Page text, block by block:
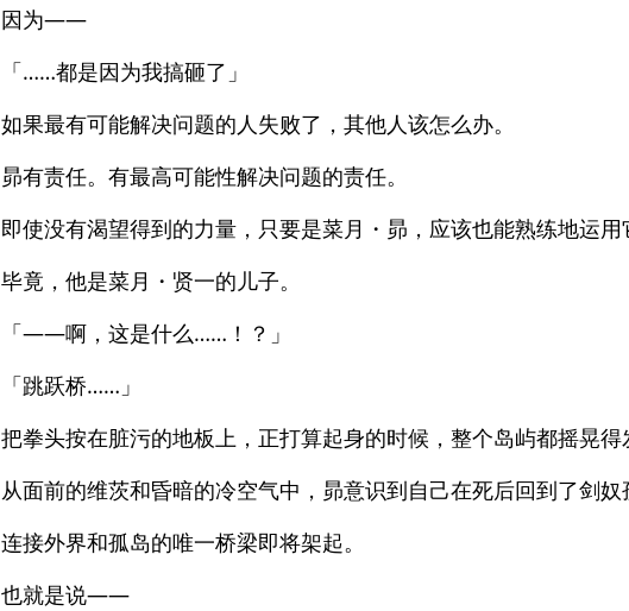
因为——
「……都是因为我搞砸了」
如果最有可能解决问题的人失败了，其他人该怎么办。
昴有责任。有最高可能性解决问题的责任。
即使没有渴望得到的力量，只要是菜月・昴，应该也能熟练地运用
毕竟，他是菜月・贤一的儿子。
「——啊，这是什么……！？」
「跳跃桥……」
把拳头按在脏污的地板上，正打算起身的时候，整个岛屿都摇晃得
从面前的维茨和昏暗的冷空气中，昴意识到自己在死后回到了剑
连接外界和孤岛的唯一桥梁即将架起。
也就是说——